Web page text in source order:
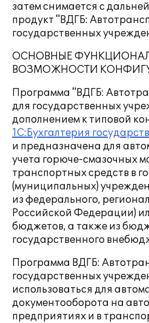
затем снимается с
продукт "ВДГБ:
государственных
ОСНОВНЫЕ
ВОЗМОЖНОСТИ
Программа "ВДГБ:
для государственных
дополнением к типовой
1С:Бухгалтерия
и предназначена для
учета горюче-смазочных
транспортных средств в
(муниципальных)
из федерального,
Российской Федерации)
бюджетов, а также из
государственного
Программа ВДГБ:
государственных
использоваться для
документооборота на
предприятиях и в